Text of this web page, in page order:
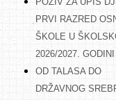
PRVI RAZRED
ŠKOLE U
2026/2027. GODINI
OD TALASA DO
DRŽAVNOG